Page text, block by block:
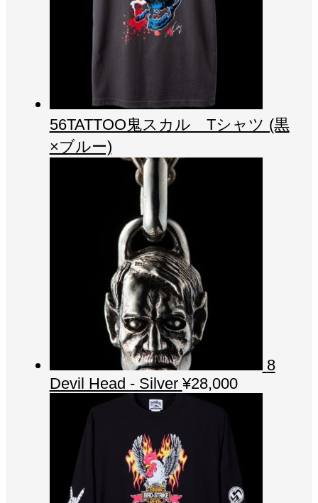
56TATTOO鬼スカル Tシャツ (黒
×ブルー)
8
Devil Head - Silver ¥28,000